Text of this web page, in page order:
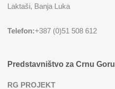
Laktaši, Banja Luka
Telefon:+387 (0)51 508 612
Predstavništvo za Crnu Goru
RG PROJEKT